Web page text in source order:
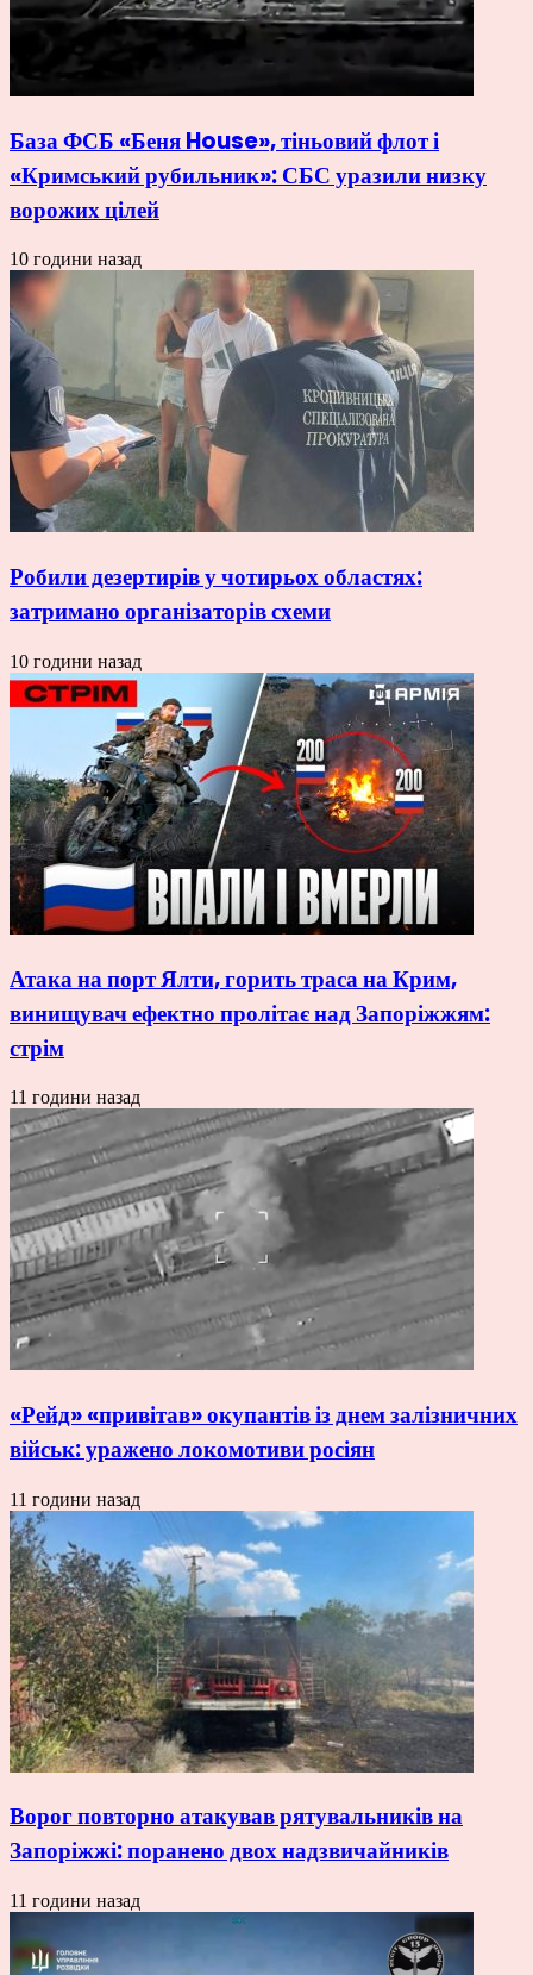
База ФСБ «Беня House», тіньовий флот і
«Кримський рубильник»: СБС уразили низку
ворожих цілей
10 години назад
Робили дезертирів у чотирьох областях:
затримано організаторів схеми
10 години назад
Атака на порт Ялти, горить траса на Крим,
винищувач ефектно пролітає над Запоріжжям:
стрім
11 години назад
«Рейд» «привітав» окупантів із днем залізничних
військ: уражено локомотиви росіян
11 години назад
Ворог повторно атакував рятувальників на
Запоріжжі: поранено двох надзвичайників
11 години назад